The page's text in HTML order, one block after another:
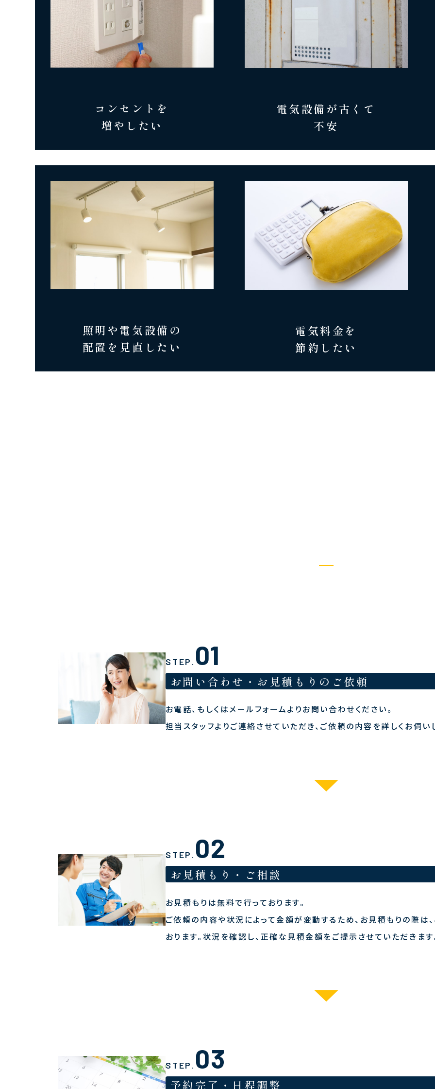
コンセントを
増やしたい
電気設備が古くて
不安
照明や電気設備の
配置を見直したい
電気料金を
節約したい
STEP. 01
お問い合わせ・お見積もりのご依頼
お電話、もしくはメールフォームよりお問い合わせください。
担当スタッフよりご連絡させていただき、ご依頼の内容を詳しくお伺い
STEP. 02
お見積もり・ご相談
お見積もりは無料で行っております。
ご依頼の内容や状況によって金額が変動するため、お見積もりの際
おります。状況を確認し、正確な見積金額をご提示させていただきます
STEP. 03
予約完了・日程調整